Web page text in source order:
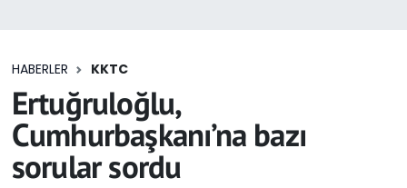
HABERLER KKTC
Ertuğruloğlu,
Cumhurbaşkanı’na bazı
sorular sordu
Eğitim
Ekonomi
Foto Galeri
Tüm Manşetler
Son Dakika Haberleri
Haber Arşivi